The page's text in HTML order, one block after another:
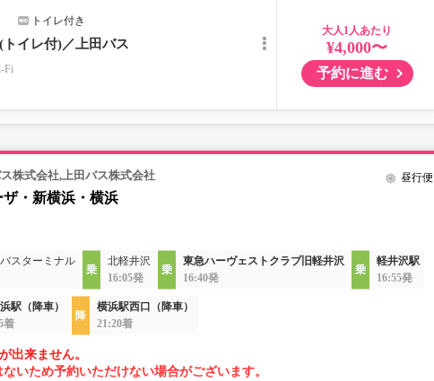
トイレ付き
イレ付)／上田バス
Fi
大人
¥4,000〜
予約に進む
株式会社,上田バス株式会社
・新横浜・横浜
昼行便
スターミナル
北軽井沢
16:05発
東急ハーヴェストクラブ旧軽井沢
16:40発
軽井沢駅
16:55発
駅（降車）
着
横浜駅西口（降車）
21:20着
出来ません。
いため予約いただけない場合がございます。